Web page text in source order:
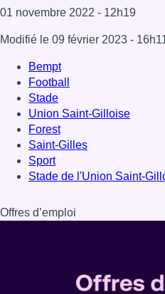
01 novembre 2022 - 12h19
Modifié le 09 février 2023 -
Bempt
Football
Stade
Union Saint-Gilloise
Forest
Saint-Gilles
Sport
Stade de l'Union Saint-
Offres d’emploi